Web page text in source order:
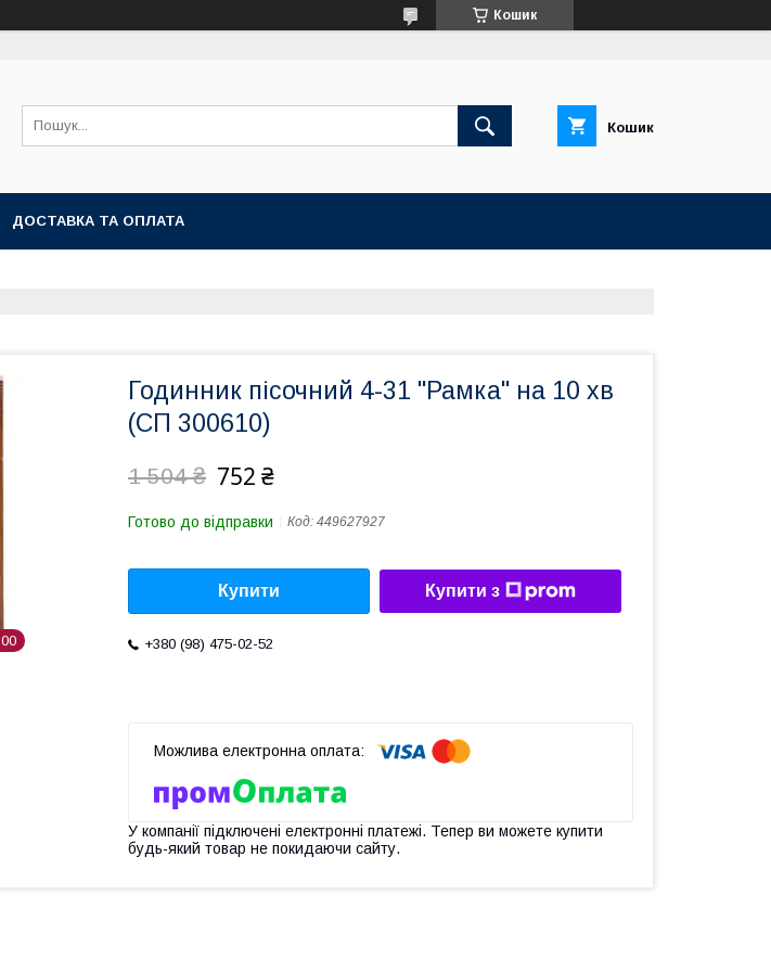
Кошик
Кошик
ДОСТАВКА ТА ОПЛАТА
00
Годинник пісочний 4-31 "Рамка" на 10 хв
(СП 300610)
1 504 ₴ 752 ₴
Готово до відправки Код: 449627927
Купити Купити з
+380 (98) 475-02-52
У компанії підключені електронні платежі. Тепер ви можете купити
будь-який товар не покидаючи сайту.